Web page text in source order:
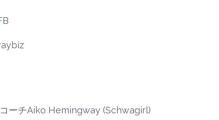
ーチAiko Hemingway (Schwagirl)